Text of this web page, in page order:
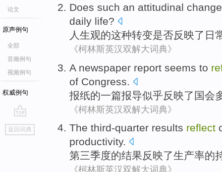
论文
原声例句
全部
音频例句
视频例句
权威例句
go
top
返回词典
Does such an attitudinal change
daily life?
人生观的这种转变是否反映了 日
《柯林斯英汉双解大词典》
A newspaper report seems to
of Congress
报纸的一篇报导似乎反映了 国会
《柯林斯英汉双解大词典》
The third-quarter results reflect
productivity.
第三季度的结果反映了生产率的
《柯林斯英汉双解大词典》